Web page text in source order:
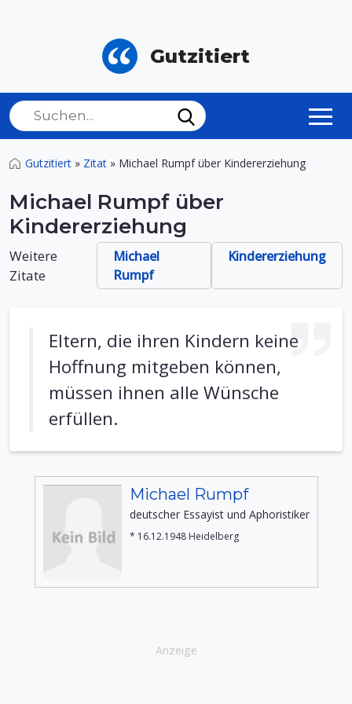
Gutzitiert
Gutzitiert » Zitat » Michael Rumpf über Kindererziehung
Michael Rumpf über
Kindererziehung
Weitere
Zitate
Michael
Rumpf
Kindererziehung
Eltern, die ihren Kindern keine
Hoffnung mitgeben können,
müssen ihnen alle Wünsche
erfüllen.
Michael Rumpf
deutscher Essayist und Aphoristiker
* 16.12.1948 Heidelberg
Anzeige